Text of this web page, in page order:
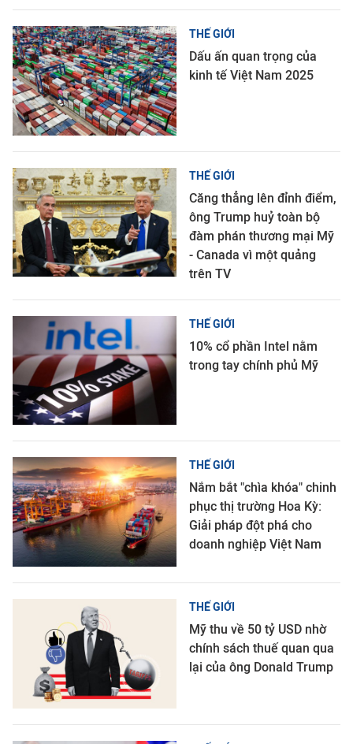
THẾ GIỚI
Dấu ấn quan trọng của
kinh tế Việt Nam 2025
THẾ GIỚI
Căng thẳng lên đỉnh điểm,
ông Trump huỷ toàn bộ
đàm phán thương mại Mỹ
- Canada vì một quảng
trên TV
THẾ GIỚI
10% cổ phần Intel nằm
trong tay chính phủ Mỹ
THẾ GIỚI
Nắm bắt "chìa khóa" chinh
phục thị trường Hoa Kỳ:
Giải pháp đột phá cho
doanh nghiệp Việt Nam
THẾ GIỚI
Mỹ thu về 50 tỷ USD nhờ
chính sách thuế quan qua
lại của ông Donald Trump